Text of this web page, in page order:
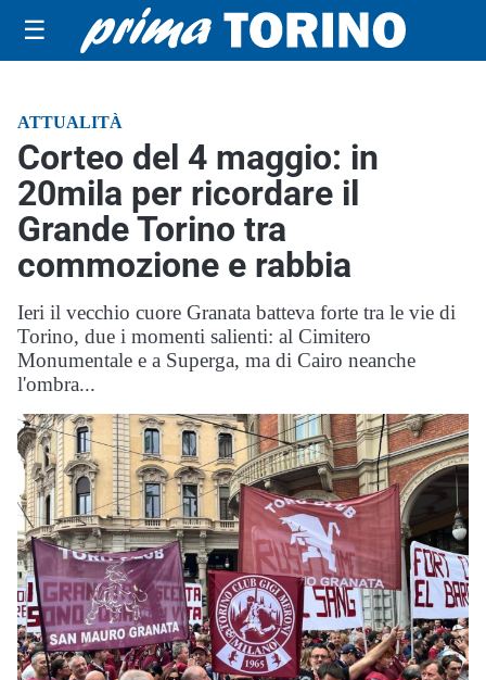
☰
ATTUALITÀ
Corteo del 4 maggio: in
20mila per ricordare il
Grande Torino tra
commozione e rabbia
Ieri il vecchio cuore Granata batteva forte tra le vie di
Torino, due i momenti salienti: al Cimitero
Monumentale e a Superga, ma di Cairo neanche
l'ombra...